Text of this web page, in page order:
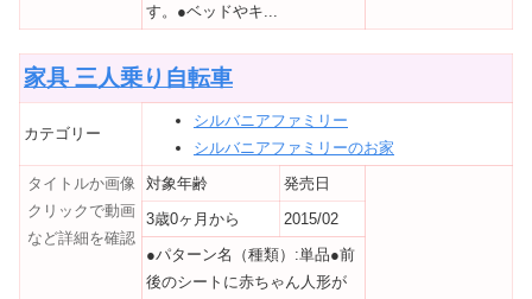
す。●ベッドやキ...
家具 三人乗り自転車
カテゴリー
シルバニアファミリー
シルバニアファミリーのお家
タイトルか画像
クリックで動画
など詳細を確認
対象年齢 発売日
3歳0ヶ月から
2015/02
●パターン名（種類）:単品●前
後のシートに赤ちゃん人形が